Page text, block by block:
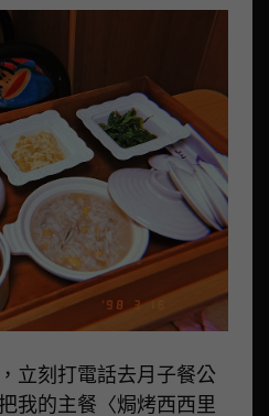
立刻打電話去月子餐公
我的主餐〈焗烤西西里